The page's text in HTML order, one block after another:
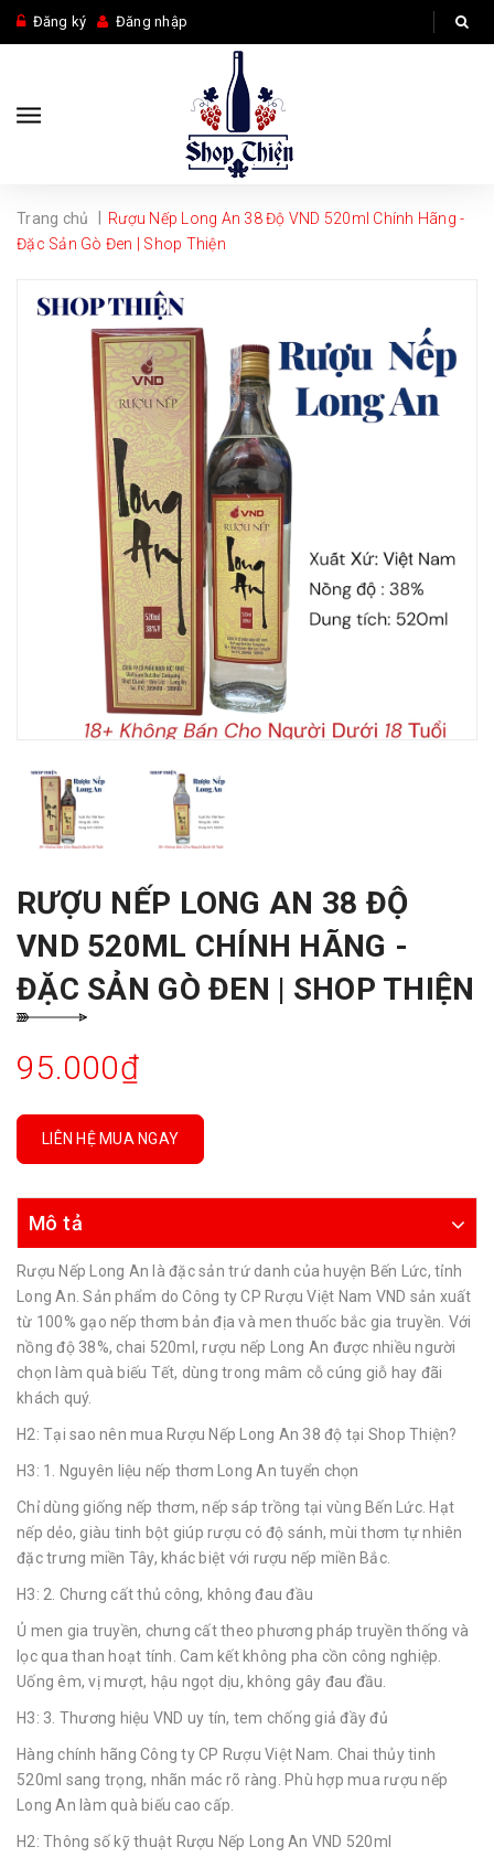
Đăng ký Đăng nhập
Trang chủ
Rượu Nếp Long An 38 Độ VND 520ml Chính Hãng -
Đặc Sản Gò Đen | Shop Thiện
RƯỢU NẾP LONG AN 38 ĐỘ
VND 520ML CHÍNH HÃNG -
ĐẶC SẢN GÒ ĐEN | SHOP THIỆN
95.000₫
LIÊN HỆ MUA NGAY
Mô tả
Rượu Nếp Long An là đặc sản trứ danh của huyện Bến Lức, tỉnh
Long An. Sản phẩm do Công ty CP Rượu Việt Nam VND sản xuất
từ 100% gạo nếp thơm bản địa và men thuốc bắc gia truyền. Với
nồng độ 38%, chai 520ml, rượu nếp Long An được nhiều người
chọn làm quà biếu Tết, dùng trong mâm cỗ cúng giỗ hay đãi
khách quý.
H2: Tại sao nên mua Rượu Nếp Long An 38 độ tại Shop Thiện?
H3: 1. Nguyên liệu nếp thơm Long An tuyển chọn
Chỉ dùng giống nếp thơm, nếp sáp trồng tại vùng Bến Lức. Hạt
nếp dẻo, giàu tinh bột giúp rượu có độ sánh, mùi thơm tự nhiên
đặc trưng miền Tây, khác biệt với rượu nếp miền Bắc.
H3: 2. Chưng cất thủ công, không đau đầu
Ủ men gia truyền, chưng cất theo phương pháp truyền thống và
lọc qua than hoạt tính. Cam kết không pha cồn công nghiệp.
Uống êm, vị mượt, hậu ngọt dịu, không gây đau đầu.
H3: 3. Thương hiệu VND uy tín, tem chống giả đầy đủ
Hàng chính hãng Công ty CP Rượu Việt Nam. Chai thủy tinh
520ml sang trọng, nhãn mác rõ ràng. Phù hợp mua rượu nếp
Long An làm quà biếu cao cấp.
H2: Thông số kỹ thuật Rượu Nếp Long An VND 520ml